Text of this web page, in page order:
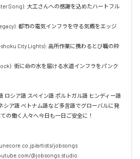
Song): 大工さんへの感謝を込めたハートフル
都市の電気インフラを守る気概をエッジ
City Lights): 高所作業に携わるとび職の粋
街に命の水を届ける水道インフラをパンク
ロシア語 スペイン語 ポルトガル語 ヒンディー語
シア語 ベトナム語など多言語でグローバルに発
の働く人々へ今日も一日ご安全に！
artists/jobsongs
@jobsongs.studio